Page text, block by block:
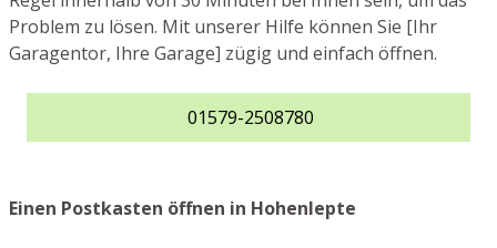
Problem zu lösen. Mit unserer Hilfe können Sie [Ihr
Garagentor, Ihre Garage] zügig und einfach öffnen.
01579-2508780
Einen Postkasten öffnen in Hohenlepte